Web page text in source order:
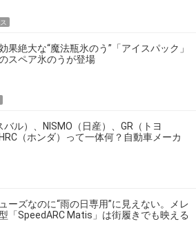
果絶大な“魔法瓶氷のう”「アイスパック」
スペア氷のうが登場
バル）、NISMO（日産）、GR（トヨ
（ホンダ）って一体何？自動車メーカ
ーズなのに“雨の日専用”に見えない。メレ
「SpeedARC Matis」は街履きでも映える